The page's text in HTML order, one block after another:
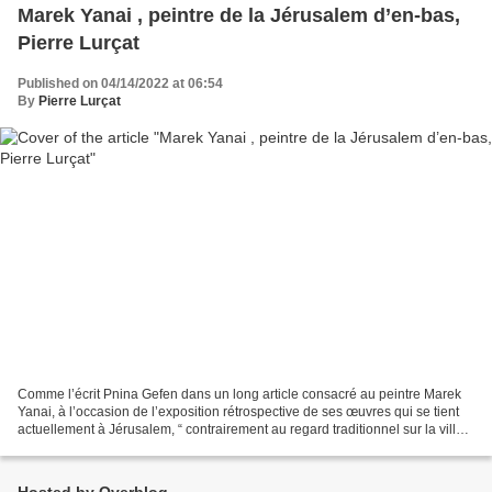
Marek Yanai , peintre de la Jérusalem d’en-bas,
Pierre Lurçat
Published on 04/14/2022 at 06:54
By Pierre Lurçat
Comme l’écrit Pnina Gefen dans un long article consacré au peintre Marek
Yanai, à l’occasion de l’exposition rétrospective de ses œuvres qui se tient
actuellement à Jérusalem, “ contrairement au regard traditionnel sur la ville